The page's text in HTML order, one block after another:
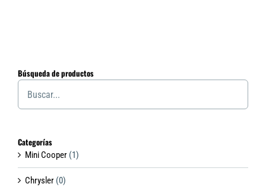
Búsqueda de productos
Categorías
Mini Cooper (1)
Chrysler (0)